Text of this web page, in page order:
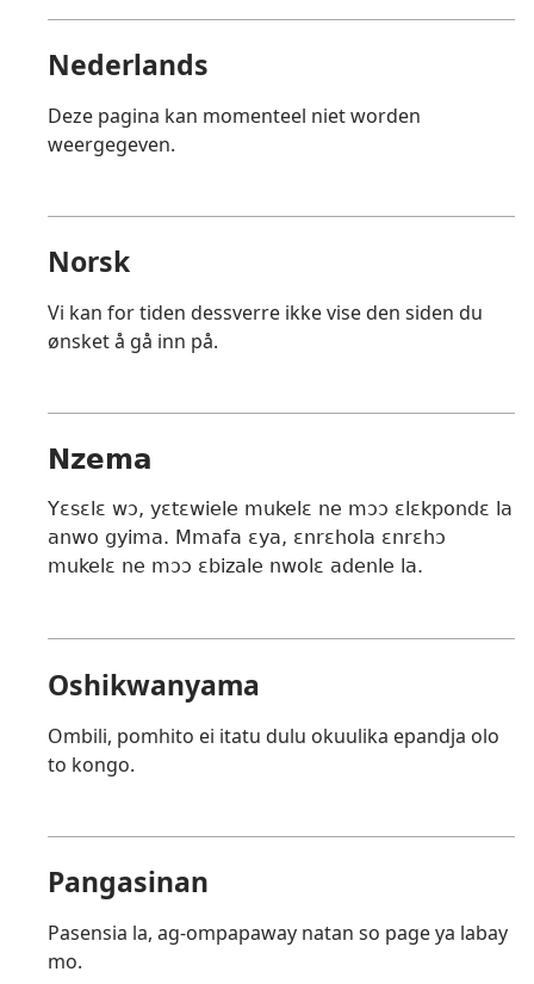
Nederlands
Deze pagina kan momenteel niet worden
weergegeven.
Norsk
Vi kan for tiden dessverre ikke vise den siden du
ønsket å gå inn på.
Nzema
Yɛsɛlɛ wɔ, yɛtɛwiele mukelɛ ne mɔɔ ɛlɛkpondɛ la
anwo gyima. Mmafa ɛya, ɛnrɛhola ɛnrɛhɔ
mukelɛ ne mɔɔ ɛbizale nwolɛ adenle la.
Oshikwanyama
Ombili, pomhito ei itatu dulu okuulika epandja olo
to kongo.
Pangasinan
Pasensia la, ag-ompapaway natan so page ya labay
mo.